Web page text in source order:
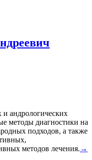
и андрологических
методы диагностики на
подходов, а также
методов лечения. →